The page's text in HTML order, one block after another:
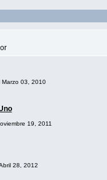
Marzo 03, 2010
19, 2011
28, 2012